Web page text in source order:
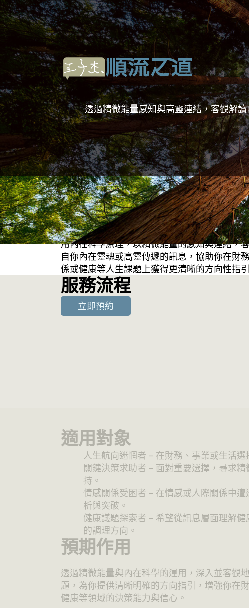
透過精微能量感知與高靈連結，客觀解
解讀能量訊息，覺察人
服務說明
萬事萬物皆由能量所構成，能量是物質世界的
動與訊息，可以預先感知尚未顯現的事物與趨
用內在科學原理，以精微能量的感知與連結，
自你內在靈魂或高靈傳遞的訊息，協助你在財
係或健康等人生課題上獲得更清晰的方向性指引
服務流程
立即預約
適用對象
人生航向迷惘者 – 在財務、事業或生活選
關鍵決策求助者 – 面對重要選擇，尋求
持。
情感關係受困者 – 在情感或人際關係中
析與突破。
健康議題探索者 – 希望從訊息層面理解
的調理方向。
預期作用
透過精微能量與內在科學的運用，深入並客觀
題，為你提供清晰明確的方向指引，增強你在
健康等領域的決策能力與信心。